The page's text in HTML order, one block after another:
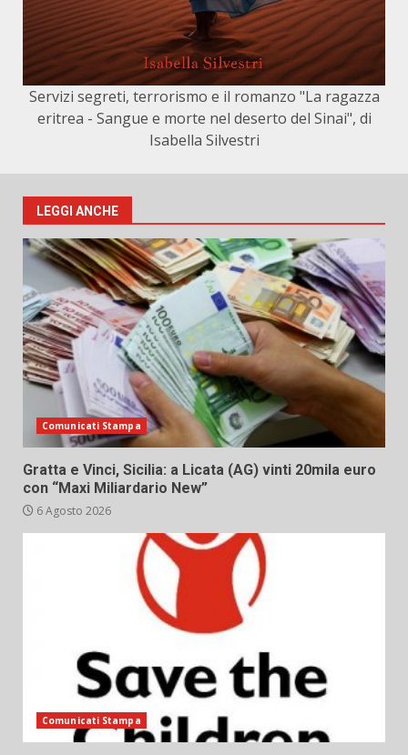
Servizi segreti, terrorismo e il romanzo "La ragazza
eritrea - Sangue e morte nel deserto del Sinai", di
Isabella Silvestri
LEGGI ANCHE
Comunicati Stampa
Gratta e Vinci, Sicilia: a Licata (AG) vinti 20mila euro
con “Maxi Miliardario New”
6 Agosto 2026
Comunicati Stampa